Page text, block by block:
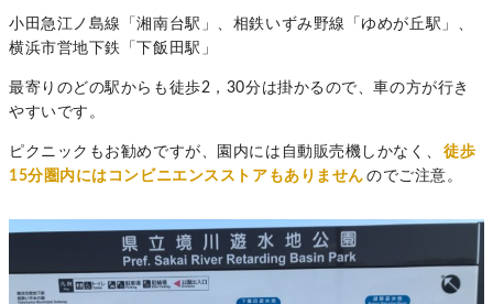
小田急江ノ島線「湘南台駅」、相鉄いずみ野線「ゆめが丘駅」、
横浜市営地下鉄「下飯田駅」
最寄りのどの駅からも徒歩2，30分は掛かるので、車の方が行き
やすいです。
ピクニックもお勧めですが、園内には自動販売機しかなく、
徒歩
15分圏内にはコンビニエンスストアもありません のでご注意。